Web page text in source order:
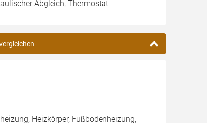
Abgleich, Thermostat
Heizkörper, Fußbodenheizung,